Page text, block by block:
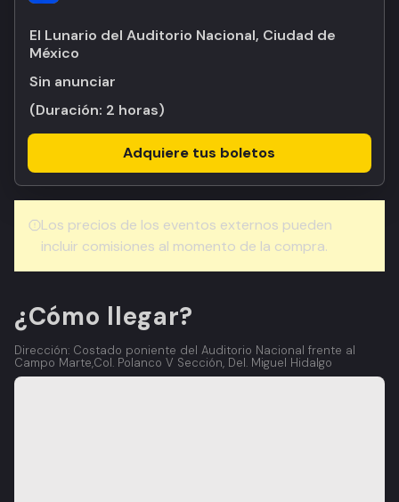
El Lunario del Auditorio Nacional, Ciudad de
México
Sin anunciar
(Duración: 2 horas)
Adquiere tus boletos
Los precios de los eventos externos pueden
incluir comisiones al momento de la compra.
¿Cómo llegar?
Dirección: Costado poniente del Auditorio Nacional frente al
Campo Marte,Col. Polanco V Sección, Del. Miguel Hidalgo